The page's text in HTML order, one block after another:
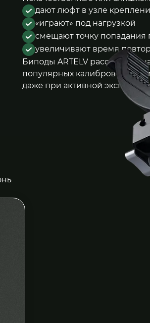
дают люфт в узле
«играют» под нагрузкой
смещают точку попадания
увеличивают время
Биподы ARTELV рассчитаны
популярных калибров (.223
даже при активной